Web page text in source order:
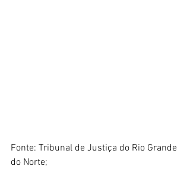
Fonte: Tribunal de Justiça do Rio Grande
do Norte;